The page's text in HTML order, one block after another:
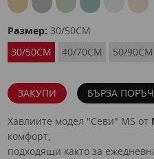
Размер: 30/50СМ
30/50СМ
40/70СМ 50/90СМ
ЗАКУПИ БЪРЗА
Хавлиите модел "Севи" MS от
комфорт,
подходящи както за